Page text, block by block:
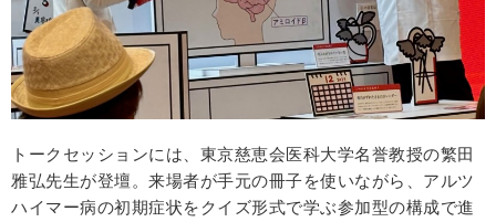
トークセッションには、東京慈恵会医科大学名誉教授の繁田
雅弘先生が登壇。来場者が手元の冊子を使いながら、アルツ
ハイマー病の初期症状をクイズ形式で学ぶ参加型の構成で進